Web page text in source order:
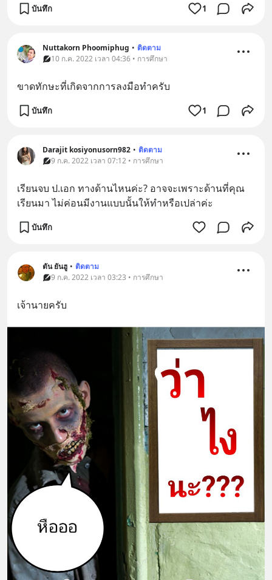
บันทึก 1
Nuttakorn Phoomiphug • ติดตาม
10 ก.ค. 2022 เวลา 04:36 • การศึกษา
ขาดทักษะที่เกิดจากการลงมือทำครับ
บันทึก 1
Darajit kosiyonusorn982 • ติดตาม
9 ก.ค. 2022 เวลา 07:12 • การศึกษา
เรียนจบ ป.เอก ทางด้านไหนค่ะ? อาจจะเพราะด้านที่คุณ
เรียนมา ไม่ค่อนมีงานแบบนั้นให้ทำหรือเปล่าค่ะ
บันทึก
ตัน ยันฮู • ติดตาม
9 ก.ค. 2022 เวลา 03:23 • การศึกษา
เจ้านายครับ